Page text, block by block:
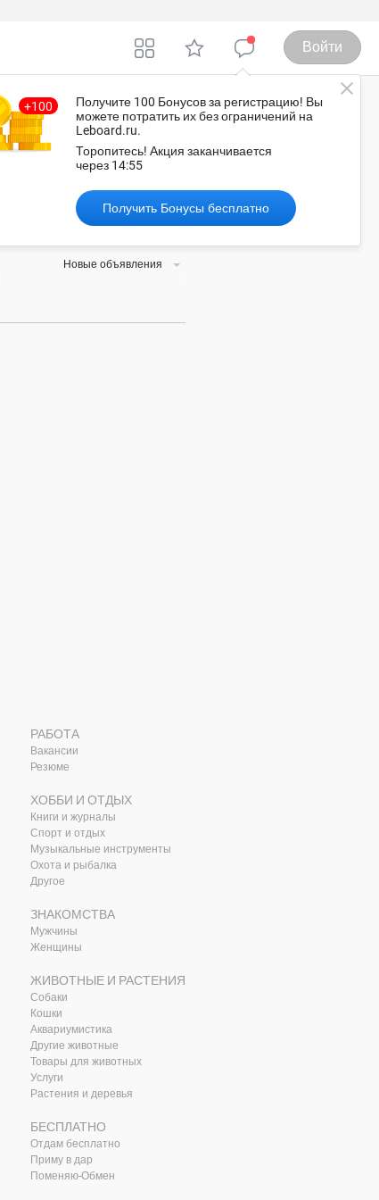
Войти
Получите 100 Бонусовза регистрацию! Вы
можете потратить их без ограничений на
Leboard.ru.
Торопитесь! Акция заканчивается
через 14:54
Получить Бонусы бесплатно
услугу, а обсудить детали
Новые объявления
РАБОТА
Вакансии
Резюме
ХОББИ И ОТДЫХ
Книги и журналы
Спорт и отдых
Музыкальные инструменты
Охота и рыбалка
Другое
ЗНАКОМСТВА
Мужчины
Женщины
ЖИВОТНЫЕ И РАСТЕНИЯ
Собаки
Кошки
Аквариумистика
Другие животные
Товары для животных
Услуги
Растения и деревья
БЕСПЛАТНО
Отдам бесплатно
Приму в дар
Поменяю-Обмен